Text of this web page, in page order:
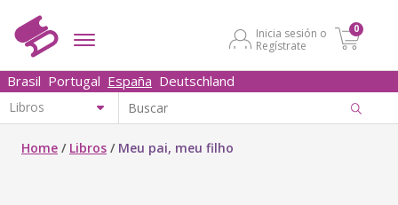
Inicia sesión o
Regístrate
0
Brasil Portugal España Deutschland
Home / Libros / Meu pai, meu filho